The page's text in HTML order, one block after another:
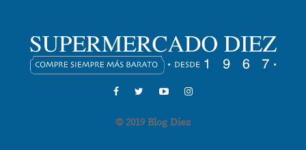
© 2019 Blog Diez